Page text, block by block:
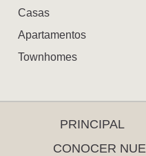
Casas
Apartamentos
Townhomes
PRINCIPAL
CONOCER